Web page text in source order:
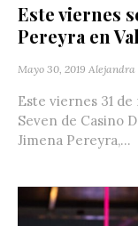
Este viernes
Pereyra en
Mayo 30, 2019 Alejandra
Este viernes 31
Seven de Casino
Jimena Pereyra,...